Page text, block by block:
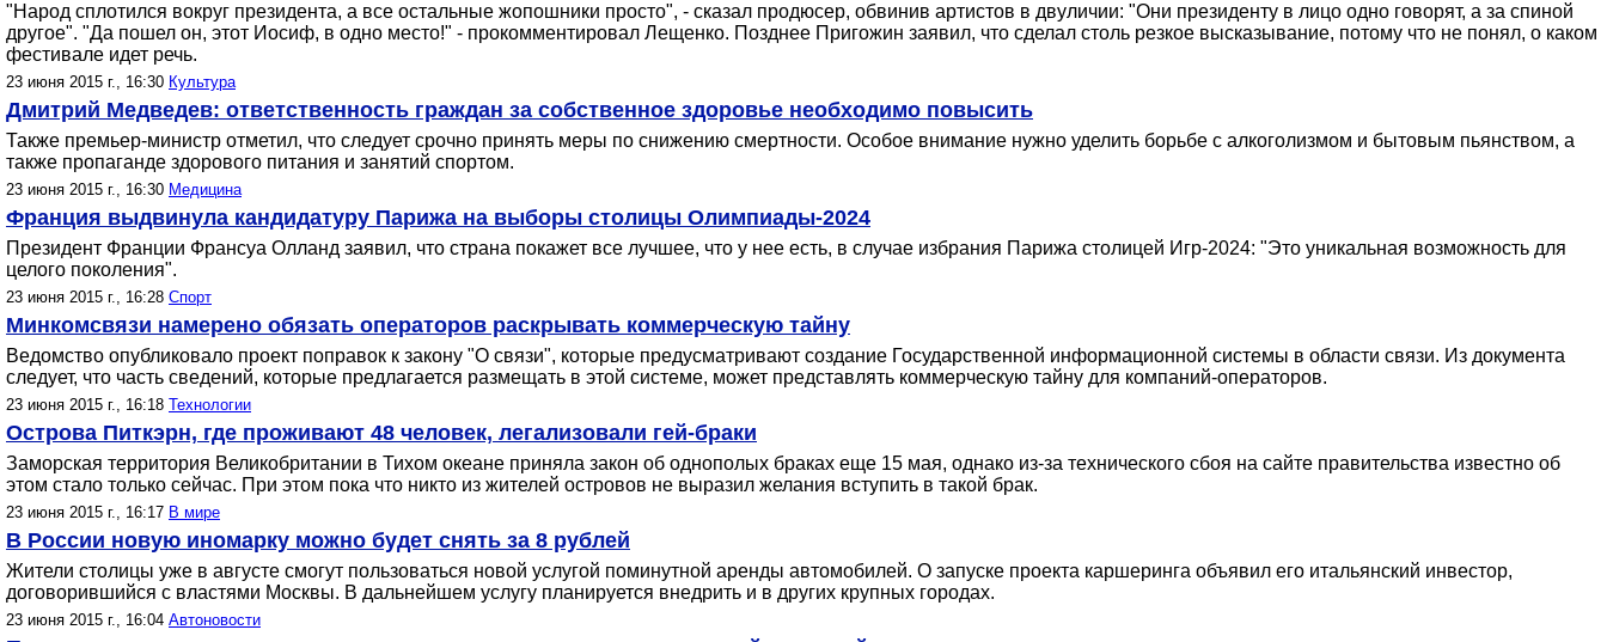
"Народ сплотился вокруг президента, а все остальные жопошники просто", - сказал продюсер, обвинив артистов в двуличии: "Они президенту в лицо одно говорят, а за спиной
другое". "Да пошел он, этот Иосиф, в одно место!" - прокомментировал Лещенко. Позднее Пригожин заявил, что сделал столь резкое высказывание, потому что не понял, о каком
фестивале идет речь.
23 июня 2015 г., 16:30 Культура
Дмитрий Медведев: ответственность граждан за собственное здоровье необходимо повысить
Также премьер-министр отметил, что следует срочно принять меры по снижению смертности. Особое внимание нужно уделить борьбе с алкоголизмом и бытовым пьянством, а
также пропаганде здорового питания и занятий спортом.
23 июня 2015 г., 16:30 Медицина
Франция выдвинула кандидатуру Парижа на выборы столицы Олимпиады-2024
Президент Франции Франсуа Олланд заявил, что страна покажет все лучшее, что у нее есть, в случае избрания Парижа столицей Игр-2024: "Это уникальная возможность для
целого поколения".
23 июня 2015 г., 16:28 Спорт
Минкомсвязи намерено обязать операторов раскрывать коммерческую тайну
Ведомство опубликовало проект поправок к закону "О связи", которые предусматривают создание Государственной информационной системы в области связи. Из документа
следует, что часть сведений, которые предлагается размещать в этой системе, может представлять коммерческую тайну для компаний-операторов.
23 июня 2015 г., 16:18 Технологии
Острова Питкэрн, где проживают 48 человек, легализовали гей-браки
Заморская территория Великобритании в Тихом океане приняла закон об однополых браках еще 15 мая, однако из-за технического сбоя на сайте правительства известно об
этом стало только сейчас. При этом пока что никто из жителей островов не выразил желания вступить в такой брак.
23 июня 2015 г., 16:17 В мире
В России новую иномарку можно будет снять за 8 рублей
Жители столицы уже в августе смогут пользоваться новой услугой поминутной аренды автомобилей. О запуске проекта каршеринга объявил его итальянский инвестор,
договорившийся с властями Москвы. В дальнейшем услугу планируется внедрить и в других крупных городах.
23 июня 2015 г., 16:04 Автоновости